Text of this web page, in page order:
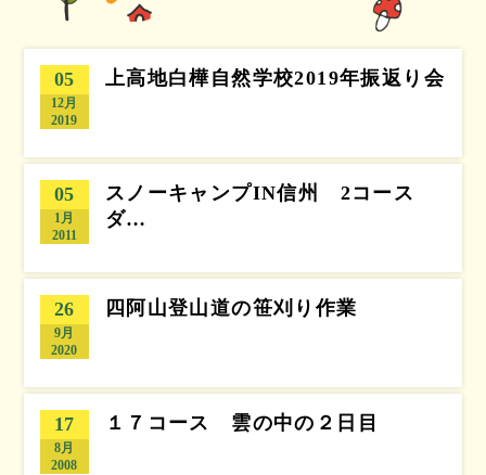
05
12月
2019
上高地白樺自然学校2019年振返り会
05
1月
2011
スノーキャンプIN信州 2コース
ダ…
26
9月
2020
四阿山登山道の笹刈り作業
17
8月
2008
１７コース 雲の中の２日目